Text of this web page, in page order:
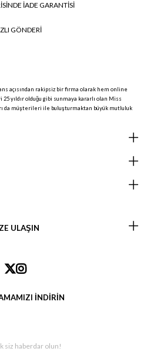
İADE GARANTİSİ
GÖNDERİ
açısından rakipsiz bir firma olarak hem online
yıldır olduğu gibi sunmaya kararlı olan Miss
da müşterileri ile buluşturmaktan büyük mutluluk
ULAŞIN
İNDİRİN
siz haberdar olun!